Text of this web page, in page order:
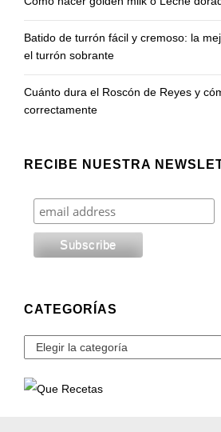
Batido de turrón fácil y cremoso: la
el turrón sobrante
Cuánto dura el Roscón de Reyes y
correctamente
RECIBE NUESTRA
CATEGORÍAS
Categorías